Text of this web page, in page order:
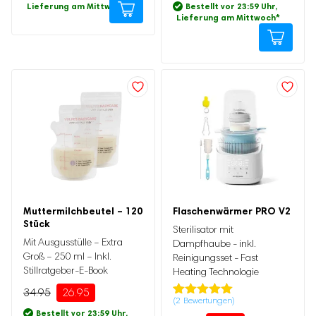
Lieferung am Mittwoch*
Optionen
auf
der
Produktseite
gewählt
werden
Kundenbewertung
Bestellt vor 23:59 Uhr,
Lieferung am Mittwoch*
Muttermilchbeutel – 120
Stück
Mit Ausgusstülle – Extra
Groß – 250 ml – Inkl.
Stillratgeber-E-Book
34.95
Ursprünglicher
34.95
26.95
Aktueller
26.95.
Bestellt vor 23:59 Uhr,
Flaschenwärmer PRO V2
Sterilisator mit
Dampfhaube - inkl.
Reinigungsset - Fast
Heating Technologie
Bewertet mit
2
(2 Bewertungen)
Preis
war:
69.95
Preis
ist:
44.95.